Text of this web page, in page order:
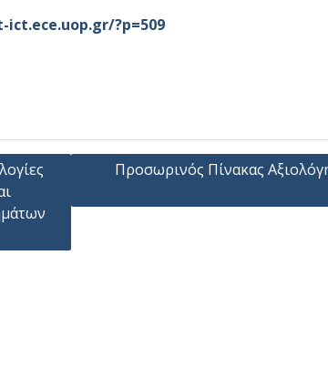
?p=509
Προσωρινός Πίνακας